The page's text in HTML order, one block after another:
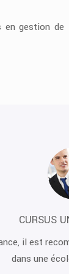
gestion de
ET
patrimoine,